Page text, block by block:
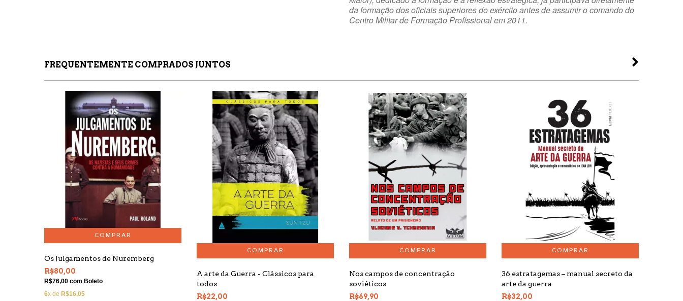
da formação dos oficiais superiores do exército antes de assumir o comando do
Centro Militar de Formação Profissional em 2011.
FREQUENTEMENTE COMPRADOS JUNTOS
Os Julgamentos de Nuremberg
R$80,00
R$76,00 com Boleto
6x de R$16,05
A arte da Guerra - Clássicos para
todos
R$22,00
Nos campos de concentração
soviéticos
R$69,90
36 estratagemas – manual secreto da
arte da guerra
R$32,00